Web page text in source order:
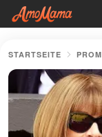
STARTSEITE